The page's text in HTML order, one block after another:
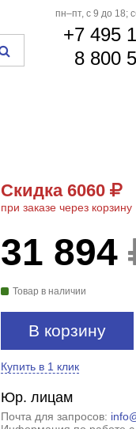
пн–пт, с 9 до 18;
+7 495
8 800
Скидка 6060
при заказе через корзину
31 894
Товар в наличии
В корзину
Купить в 1 клик
Юр. лицам
Почта для запросов: